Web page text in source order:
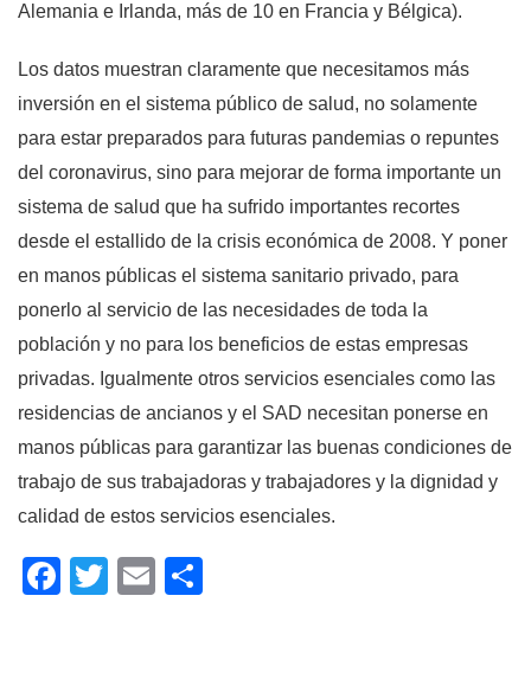
Alemania e Irlanda, más de 10 en Francia y Bélgica).
Los datos muestran claramente que necesitamos más
inversión en el sistema público de salud, no solamente
para estar preparados para futuras pandemias o repuntes
del coronavirus, sino para mejorar de forma importante un
sistema de salud que ha sufrido importantes recortes
desde el estallido de la crisis económica de 2008. Y poner
en manos públicas el sistema sanitario privado, para
ponerlo al servicio de las necesidades de toda la
población y no para los beneficios de estas empresas
privadas. Igualmente otros servicios esenciales como las
residencias de ancianos y el SAD necesitan ponerse en
manos públicas para garantizar las buenas condiciones de
trabajo de sus trabajadoras y trabajadores y la dignidad y
calidad de estos servicios esenciales.
Facebook
Twitter
Email